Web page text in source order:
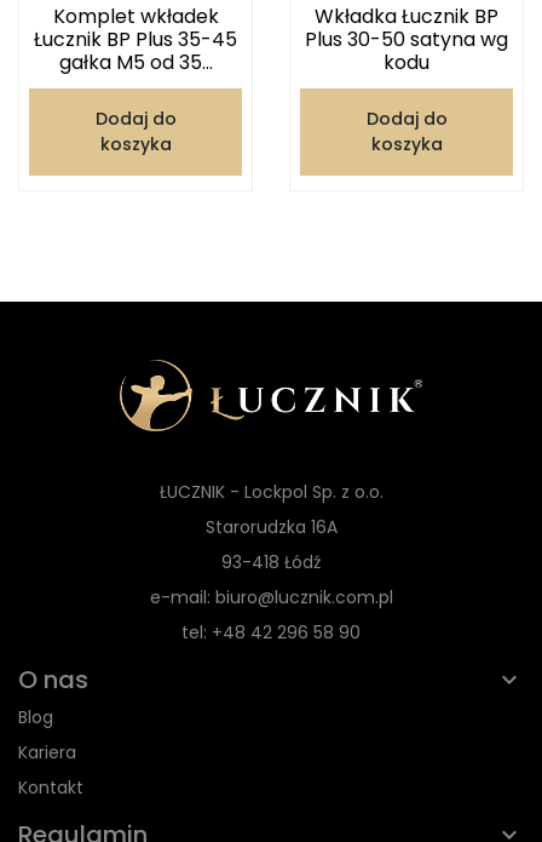
Komplet wkładek
Łucznik BP Plus 35-45
gałka M5 od 35...
Dodaj do
koszyka
Wkładka Łucznik BP
Plus 30-50 satyna wg
kodu
Dodaj do
koszyka
ŁUCZNIK - Lockpol Sp. z o.o.
Starorudzka 16A
93-418 Łódź
e-mail: biuro@lucznik.com.pl
tel: +48 42 296 58 90
O nas
Blog
Kariera
Kontakt
Regulamin